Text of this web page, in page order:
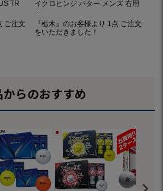
らのおすすめ